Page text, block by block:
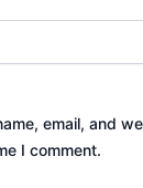
email, and
I comment.